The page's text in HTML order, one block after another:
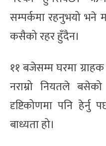
सम्पर्कमा रहनुभयो भने
कसैको रहर हुँदैन।
११ बजेसम्म घरमा
नराम्रो नियतले
दृष्टिकोणमा पनि हेर्नु
बाध्यता हो।